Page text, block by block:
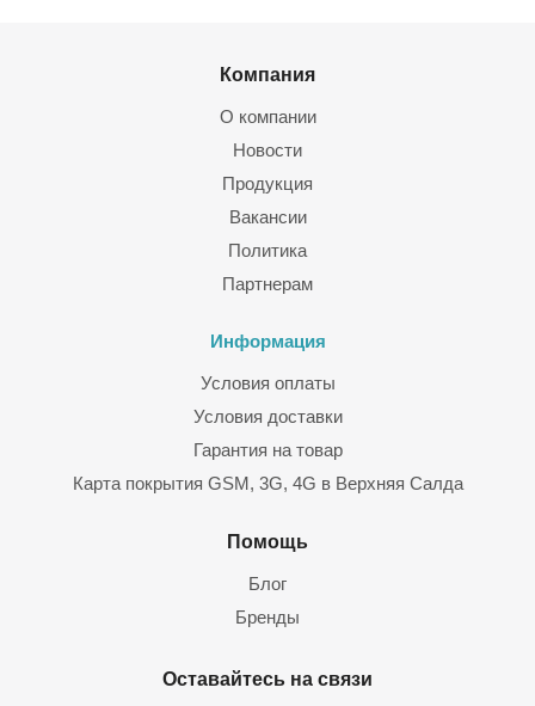
Компания
О компании
Новости
Продукция
Вакансии
Политика
Партнерам
Информация
Условия оплаты
Условия доставки
Гарантия на товар
Карта покрытия GSM, 3G, 4G в Верхняя Салда
Помощь
Блог
Бренды
Оставайтесь на связи